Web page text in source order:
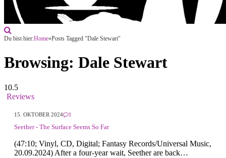
Du bist hier:Home»Posts Tagged "Dale Stewart"
Browsing: Dale Stewart
10.5
Reviews
15. OKTOBER 2024 1
Seether - The Surface Seems So Far
(47:10; Vinyl, CD, Digital; Fantasy Records/Universal Music,
20.09.2024) After a four-year wait, Seether are back…